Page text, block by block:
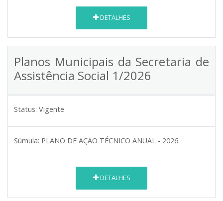
DETALHES
Planos Municipais da Secretaria de
Assistência Social 1/2026
Status: Vigente
Súmula: PLANO DE AÇÃO TÉCNICO ANUAL - 2026
DETALHES